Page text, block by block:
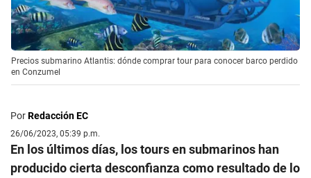
Precios submarino Atlantis: dónde comprar tour para conocer barco perdido
en Conzumel
PorRedacción EC
26/06/2023, 05:39 p.m.
En los últimos días, los tours en submarinos han
producido cierta desconfianza como resultado de lo